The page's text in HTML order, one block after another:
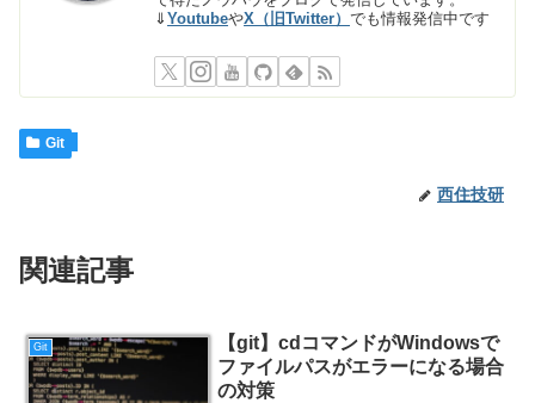
⇓ YoutubeやX（旧Twitter）でも情報発信中です
Git
西住技研
関連記事
Git
【git】cdコマンドがWindowsで
ファイルパスがエラーになる場合
の対策